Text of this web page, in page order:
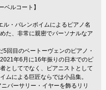
ベルコート】
・バレンボイムによるピアノ名
た、非常に親密でパーソナルなア
回目のベートーヴェンのピアノ・
年6月に16年振りの日本でのピ
としてでなく、ピアニストとして
ムによる巨匠ならでは小品集。
バーサリー・イヤーを飾るリリ